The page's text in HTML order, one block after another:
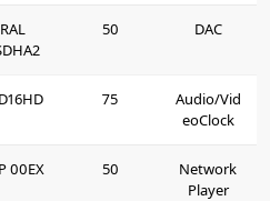
RAL
50 DAC
75
Audio/Vid
eoClock
00EX 50
Network
Player